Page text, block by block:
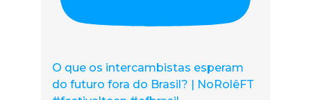
O que os intercambistas esperam
do futuro fora do Brasil? | NoRolêFT